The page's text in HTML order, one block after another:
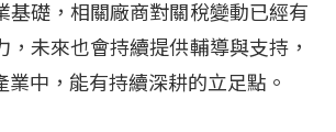
基礎，相關廠商對關稅變動已經有
，未來也會持續提供輔導與支持，
業中，能有持續深耕的立足點。